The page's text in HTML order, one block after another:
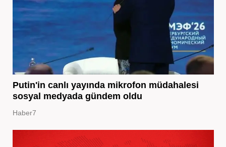
Putin'in canlı yayında mikrofon müdahalesi
sosyal medyada gündem oldu
Haber7